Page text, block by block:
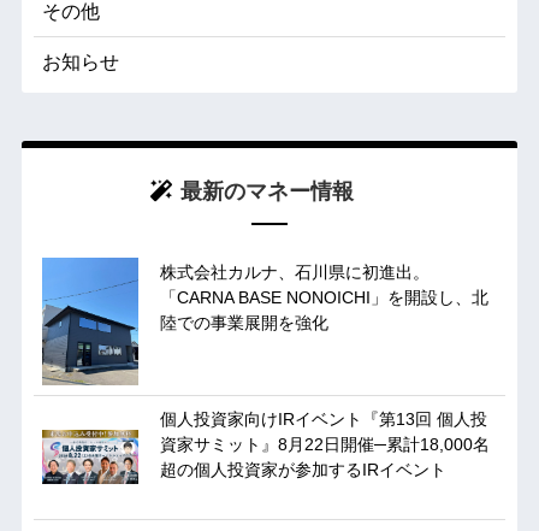
その他
お知らせ
最新のマネー情報
株式会社カルナ、石川県に初進出。
「CARNA BASE NONOICHI」を開設し、北
陸での事業展開を強化
個人投資家向けIRイベント『第13回 個人投
資家サミット』8月22日開催─累計18,000名
超の個人投資家が参加するIRイベント